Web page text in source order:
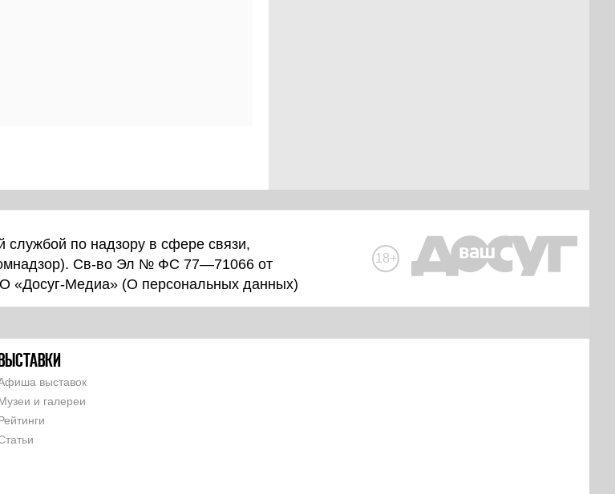
службой по надзору в сфере связи,
Св-во Эл № ФС 77—71066 от
«Досуг-Медиа» (О персональных данных)
18+
выставок
и галереи